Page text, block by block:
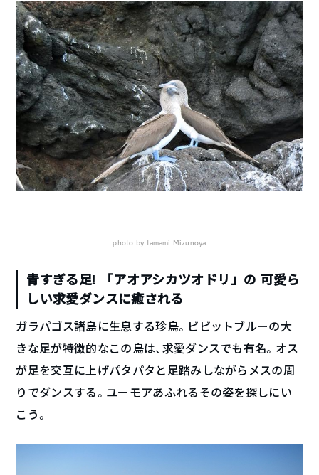
photo by Tamami Mizunoya
青すぎる足! 「アオアシカツオドリ」の 可愛ら
しい求愛ダンスに癒される
ガラパゴス諸島に生息する珍鳥。ビビットブルーの大
きな足が特徴的なこの鳥は、求愛ダンスでも有名。オス
が足を交互に上げパタパタと足踏みしながらメスの周
りでダンスする。ユーモアあふれるその姿を探しにい
こう。